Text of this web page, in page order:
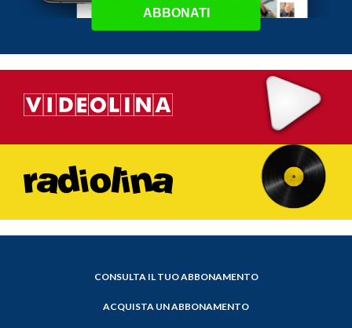
ABBONATI
CONSULTA IL TUO ABBONAMENTO
ACQUISTA UN ABBONAMENTO